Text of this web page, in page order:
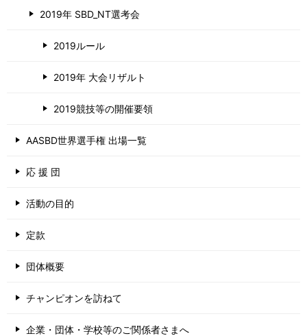
2019年 SBD_NT選考会
2019ルール
2019年 大会リザルト
2019競技等の開催要領
AASBD世界選手権 出場一覧
応 援 団
活動の目的
定款
団体概要
チャンピオンを訪ねて
企業・団体・学校等のご関係者さまへ